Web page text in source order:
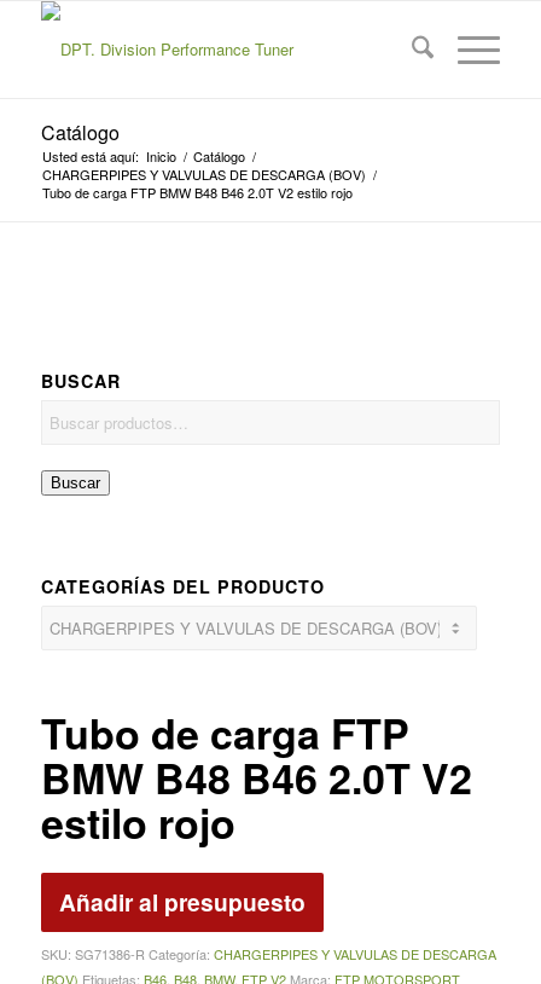
Catálogo
Usted está aquí: Inicio / Catálogo /
CHARGERPIPES Y VALVULAS DE DESCARGA (BOV) /
Tubo de carga FTP BMW B48 B46 2.0T V2 estilo rojo
BUSCAR
Buscar
CATEGORÍAS DEL PRODUCTO
Tubo de carga FTP
BMW B48 B46 2.0T V2
estilo rojo
Añadir al presupuesto
SKU: SG71386‑R Categoría: CHARGERPIPES Y VALVULAS DE DESCARGA
(BOV) Etiquetas: B46, B48, BMW, FTP V2 Marca: FTP MOTORSPORT